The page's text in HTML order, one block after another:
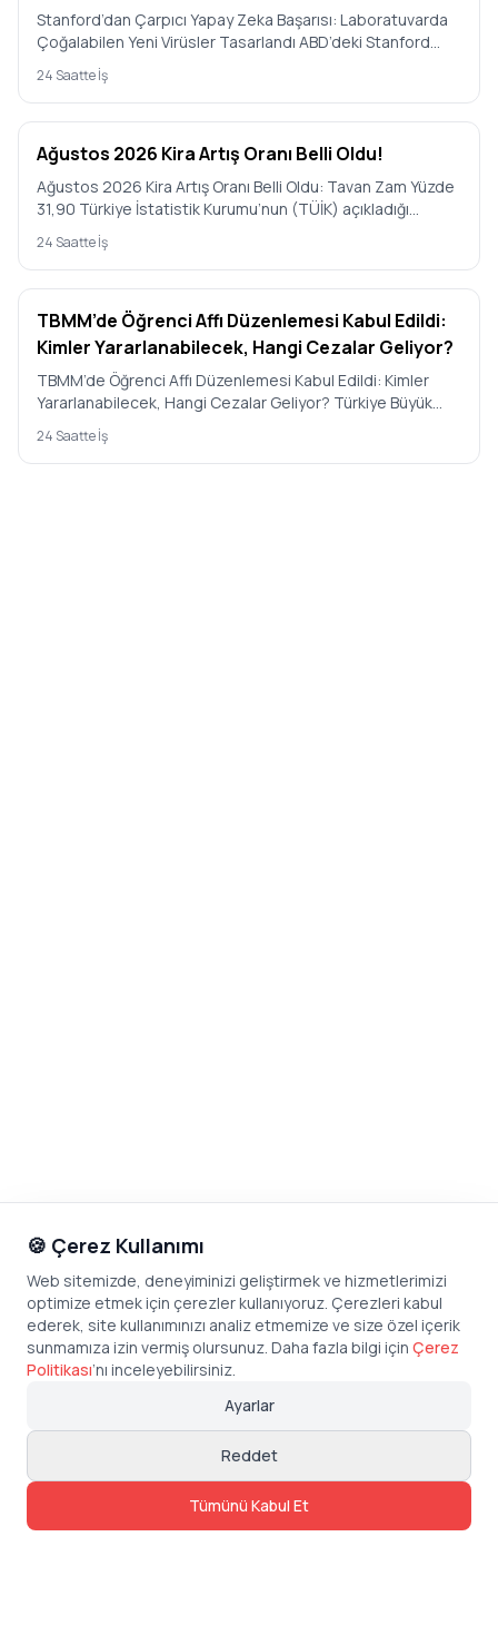
Tasarlandı
Stanford’dan Çarpıcı Yapay Zeka Başarısı: Laboratuvarda
Çoğalabilen Yeni Virüsler Tasarlandı ABD’deki Stanford
Üniversit…
24 Saatte İş
Ağustos 2026 Kira Artış Oranı Belli Oldu!
Ağustos 2026 Kira Artış Oranı Belli Oldu: Tavan Zam Yüzde
31,90 Türkiye İstatistik Kurumu’nun (TÜİK) açıkladığı
Temmuz 2…
24 Saatte İş
TBMM’de Öğrenci Affı Düzenlemesi Kabul Edildi:
Kimler Yararlanabilecek, Hangi Cezalar Geliyor?
TBMM’de Öğrenci Affı Düzenlemesi Kabul Edildi: Kimler
Yararlanabilecek, Hangi Cezalar Geliyor? Türkiye Büyük
Millet Mecl…
24 Saatte İş
🍪 Çerez Kullanımı
Web sitemizde, deneyiminizi geliştirmek ve hizmetlerimizi
optimize etmek için çerezler kullanıyoruz. Çerezleri kabul
ederek, site kullanımınızı analiz etmemize ve size özel içerik
sunmamıza izin vermiş olursunuz. Daha fazla bilgi için Çerez
Politikası’nı inceleyebilirsiniz.
Ayarlar
Reddet
Tümünü Kabul Et